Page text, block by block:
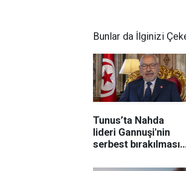
Bunlar da İlginizi
Tunus’ta Nahda
lideri Gannuşi'nin
serbest bırakılması